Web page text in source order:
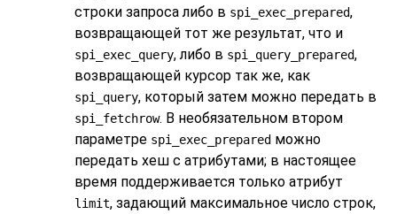
строки запроса либо в spi_exec_prepared,
возвращающей тот же результат, что и
spi_exec_query, либо в spi_query_prepared,
возвращающей курсор так же, как
spi_query, который затем можно передать в
spi_fetchrow. В необязательном втором
параметре spi_exec_prepared можно
передать хеш с атрибутами; в настоящее
время поддерживается только атрибут
limit, задающий максимальное число строк,